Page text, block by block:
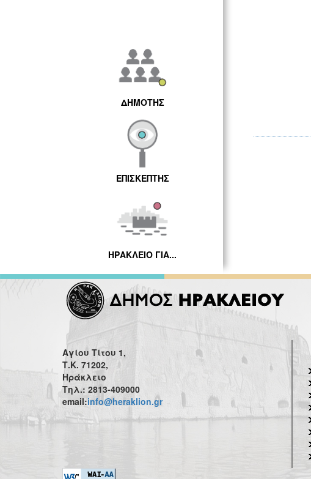
ΔΗΜΟΤΗΣ
ΕΠΙΣΚΕΠΤΗΣ
ΗΡΑΚΛΕΙΟ ΓΙΑ...
Αγίου Τίτου 1,
Τ.Κ. 71202,
Ηράκλειο
Τηλ.: 2813-409000
email:info@heraklion.gr